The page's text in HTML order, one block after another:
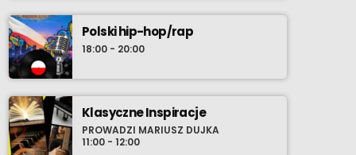
Polski hip-hop/rap
18:00 - 20:00
Klasyczne Inspiracje
PROWADZI MARIUSZ DUJKA
11:00 - 12:00